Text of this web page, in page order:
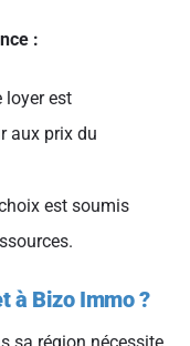
:
loyer est
aux prix du
est soumis
à Bizo Immo ?